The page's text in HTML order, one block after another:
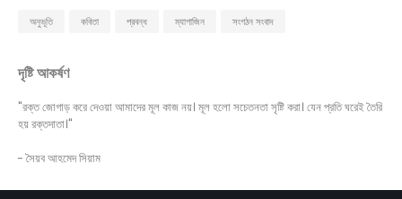
অনুভূতি কবিতা প্রবন্ধ ম্যাগাজিন সংগঠন সংবাদ
দৃষ্টি আকর্ষণ
"রক্ত জোগাড় করে দেওয়া আমাদের মূল কাজ নয়। মূল হলো সচেতনতা সৃষ্টি করা। যেন প্রতি ঘরেই তৈরি
হয় রক্তদাতা।"
- সৈয়ব আহমেদ সিয়াম